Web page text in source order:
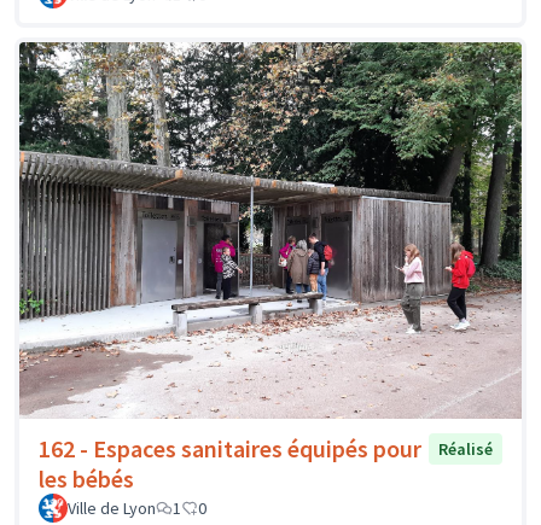
162 - Espaces sanitaires équipés pour
les bébés
Réalisé
Ville de Lyon 1 0